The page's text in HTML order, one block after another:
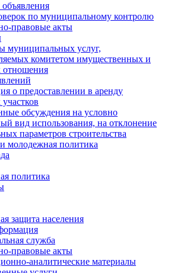
по муниципальному контролю
правовые акты
муниципальных услуг,
комитетом имущественных и
отношения
о предоставлении в аренду
обсуждения на условно
вид использования, на отклонение
параметров строительства
молодежная политика
политика
защита населения
служба
правовые акты
аналитические материалы